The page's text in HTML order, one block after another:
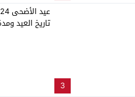
3
تاريخ العيد